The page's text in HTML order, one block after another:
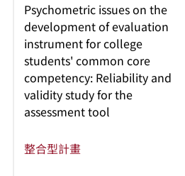
Psychometric issues on the
development of evaluation
instrument for college
students' common core
competency: Reliability and
validity study for the
assessment tool
整合型計畫